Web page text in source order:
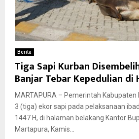
Berita
Tiga Sapi Kurban
Banjar Tebar Kepedulian di
MARTAPURA – Pemerintah
3 (tiga) ekor sapi pada pelaksanaan
1447 H, di halaman belakang Kantor
Martapura, Kamis...